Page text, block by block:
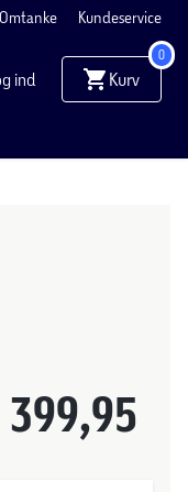
Omtanke Kundeservice
ind Kurv
0
399,95